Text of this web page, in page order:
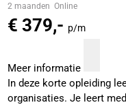
2 maanden Online
€ 379,- p/m
Meer informatie
In deze korte opleiding
organisaties. Je leert